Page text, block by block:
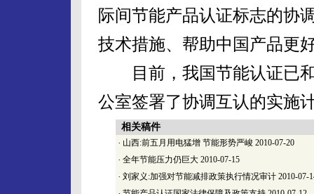
际间节能产品认证标志的协
技术措施、帮助中国产品更
目前，我国节能认证已和
公室签署了协调互认的实施
相关稿件
· 山西:前五月用电猛增 节能形势严峻 2010-07-20
· 全年节能压力仍巨大 2010-07-15
· 刘家义:加强对节能减排政策执行情况审计 2010-07-